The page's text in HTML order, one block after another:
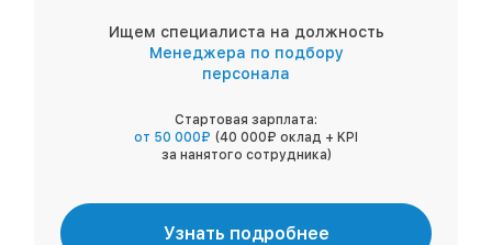
Ищем специалиста на должность
Менеджера по подбору
персонала
Стартовая зарплата:
от 50 000₽ (40 000₽ оклад + KPI
за нанятого сотрудника)
Узнать подробнее